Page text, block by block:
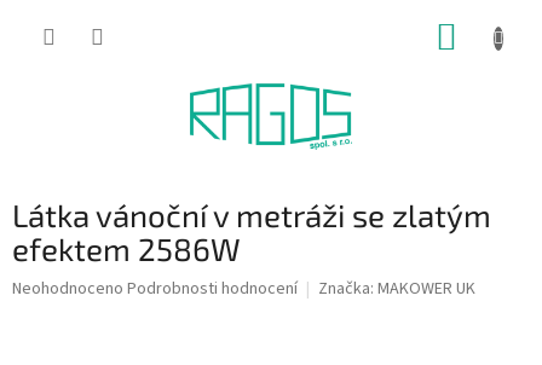
Látka vánoční v metráži se zlatým
efektem 2586W
Průměrné
Neohodnoceno Podrobnosti hodnocení Značka: MAKOWER UK